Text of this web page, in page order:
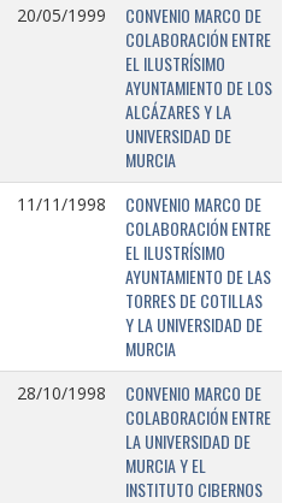
20/05/1999
CONVENIO MARCO DE
COLABORACIÓN ENTRE
EL ILUSTRÍSIMO
AYUNTAMIENTO DE LOS
ALCÁZARES Y LA
UNIVERSIDAD DE
MURCIA
11/11/1998
CONVENIO MARCO DE
COLABORACIÓN ENTRE
EL ILUSTRÍSIMO
AYUNTAMIENTO DE LAS
TORRES DE COTILLAS
Y LA UNIVERSIDAD DE
MURCIA
28/10/1998
CONVENIO MARCO DE
COLABORACIÓN ENTRE
LA UNIVERSIDAD DE
MURCIA Y EL
INSTITUTO CIBERNOS